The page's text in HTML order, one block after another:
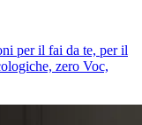
per il fai da te, per il
zero Voc,